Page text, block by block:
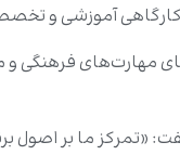
آموزشی و
مهارت‌های
ما بر اصول